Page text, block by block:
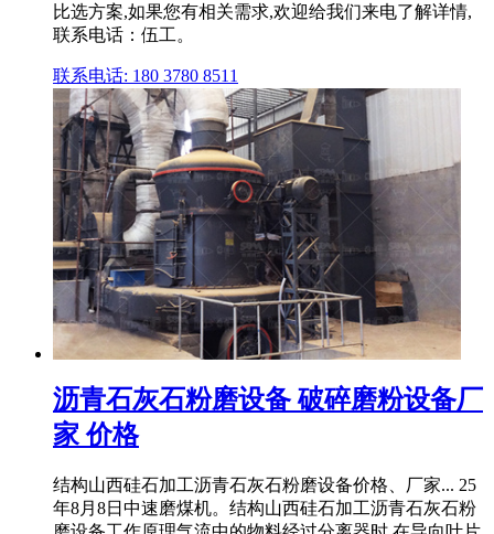
比选方案,如果您有相关需求,欢迎给我们来电了解详情,
联系电话：伍工。
联系电话: 180 3780 8511
沥青石灰石粉磨设备 破碎磨粉设备厂
家 价格
结构山西硅石加工沥青石灰石粉磨设备价格、厂家... 25
年8月8日中速磨煤机。结构山西硅石加工沥青石灰石粉